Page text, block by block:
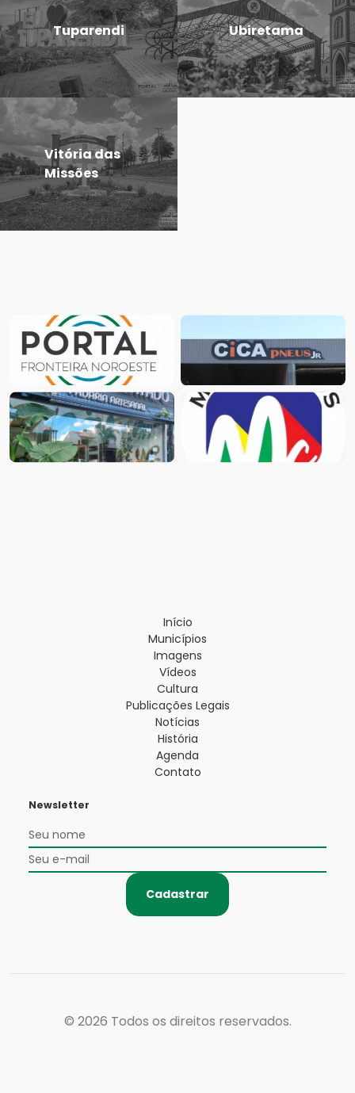
Tuparendi Ubiretama
Vitória das
Missões
Início
Municípios
Imagens
Vídeos
Cultura
Publicações Legais
Notícias
História
Agenda
Contato
Newsletter
Cadastrar
© 2026 Todos os direitos reservados.